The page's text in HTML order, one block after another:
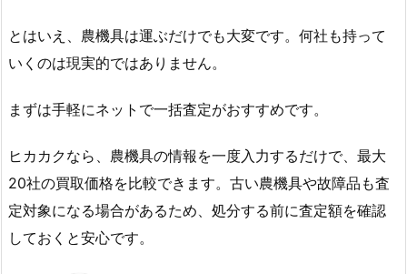
とはいえ、農機具は運ぶだけでも大変です。何社も持って
いくのは現実的ではありません。
まずは手軽にネットで一括査定がおすすめです。
ヒカカクなら、農機具の情報を一度入力するだけで、最大
20社の買取価格を比較できます。古い農機具や故障品も査
定対象になる場合があるため、処分する前に査定額を確認
しておくと安心です。